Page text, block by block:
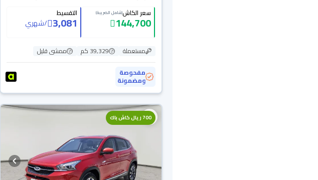
سعر الكاش(شامل الضريبة)
144,700
التقسيط
3,081
/شهري
مستعملة 39,329 كم
ممشى قليل
مفحوصة
ومضمونة
700 ريال كاش باك